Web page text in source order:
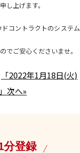
し上げます。
コントラクトのシステム
でご安心くださいませ。
「2022年1月18日(火)
次へ»
分登録